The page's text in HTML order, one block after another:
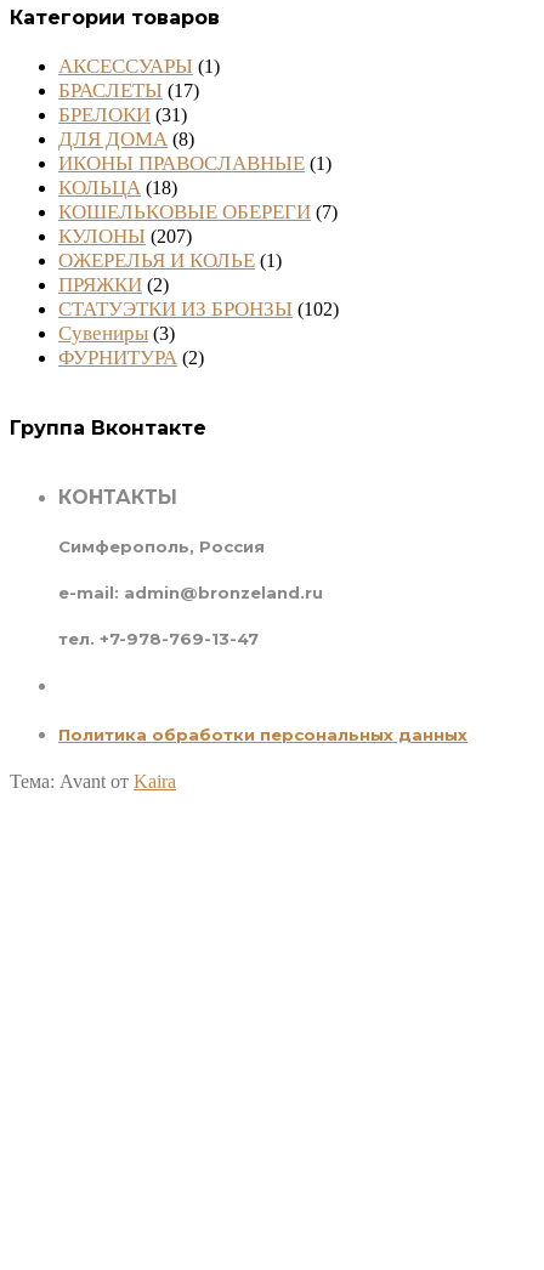
Категории товаров
АКСЕССУАРЫ (1)
БРАСЛЕТЫ (17)
БРЕЛОКИ (31)
ДЛЯ ДОМА (8)
ИКОНЫ ПРАВОСЛАВНЫЕ (1)
КОЛЬЦА (18)
КОШЕЛЬКОВЫЕ ОБЕРЕГИ (7)
КУЛОНЫ (207)
ОЖЕРЕЛЬЯ И КОЛЬЕ (1)
ПРЯЖКИ (2)
СТАТУЭТКИ ИЗ БРОНЗЫ (102)
Сувениры (3)
ФУРНИТУРА (2)
Группа Вконтакте
КОНТАКТЫ
Симферополь, Россия
e-mail: admin@bronzeland.ru
тел. +7-978-769-13-47
Политика обработки персональных данных
Тема: Avant от Kaira